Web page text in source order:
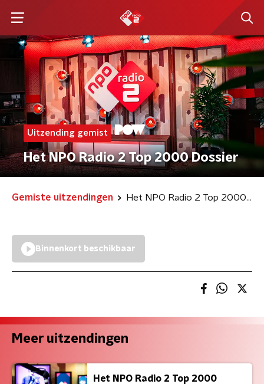
Uitzending gemist
Het NPO Radio 2 Top 2000 Dossier
Gemiste uitzendingen Het NPO Radio 2 Top 2000 Dossier
Binnenkort beschikbaar
Meer uitzendingen
Het NPO Radio 2 Top 2000